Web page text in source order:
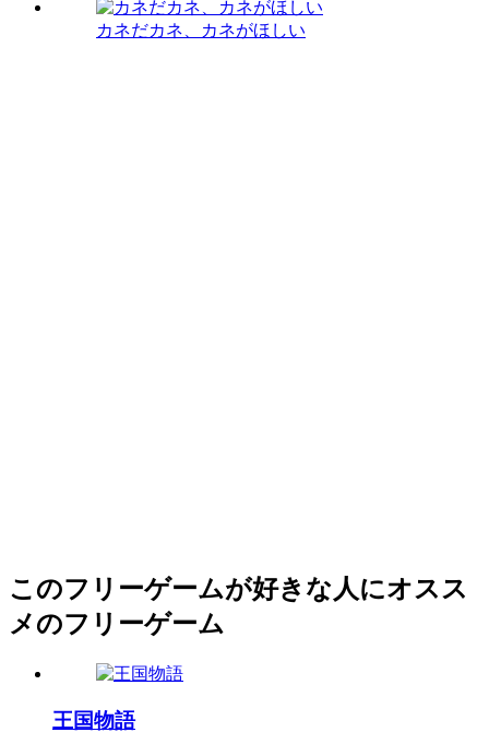
カネだカネ、カネがほしい
このフリーゲームが好きな人にオスス
メのフリーゲーム
王国物語